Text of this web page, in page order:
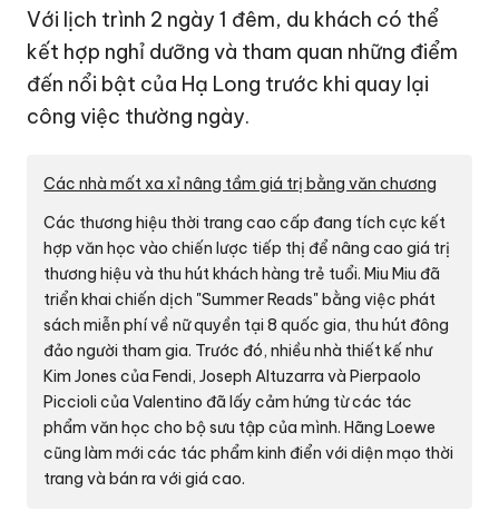
Với lịch trình 2 ngày 1 đêm, du khách có thể
kết hợp nghỉ dưỡng và tham quan những điểm
đến nổi bật của Hạ Long trước khi quay lại
công việc thường ngày.
Các nhà mốt xa xỉ nâng tầm giá trị bằng văn chương
Các thương hiệu thời trang cao cấp đang tích cực kết
hợp văn học vào chiến lược tiếp thị để nâng cao giá trị
thương hiệu và thu hút khách hàng trẻ tuổi. Miu Miu đã
triển khai chiến dịch "Summer Reads" bằng việc phát
sách miễn phí về nữ quyền tại 8 quốc gia, thu hút đông
đảo người tham gia. Trước đó, nhiều nhà thiết kế như
Kim Jones của Fendi, Joseph Altuzarra và Pierpaolo
Piccioli của Valentino đã lấy cảm hứng từ các tác
phẩm văn học cho bộ sưu tập của mình. Hãng Loewe
cũng làm mới các tác phẩm kinh điển với diện mạo thời
trang và bán ra với giá cao.